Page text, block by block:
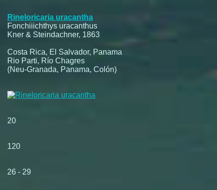
Rineloricaria uracantha
Fonchiiichthys uracanthus
Kner & Steindachner, 1863
Costa Rica, El Salvador, Panama
Rio Parti, Río Chagres
(Neu-Granada, Panama, Colón)
20
120
26 - 29